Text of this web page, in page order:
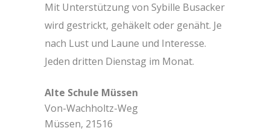
Mit Unterstützung von Sybille Busacker
wird gestrickt, gehäkelt oder genäht. Je
nach Lust und Laune und Interesse.
Jeden dritten Dienstag im Monat.
Alte Schule Müssen
Von-Wachholtz-Weg
Müssen, 21516